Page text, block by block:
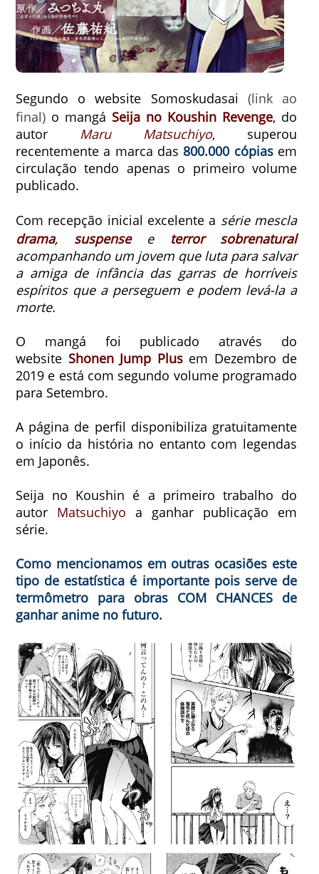
Segundo o website Somoskudasai (link ao
final) o mangá Seija no Koushin Revenge, do
autor Maru Matsuchiyo, superou
recentemente a marca das 800.000 cópiasem
circulação tendo apenas o primeiro volume
publicado.
Com recepção inicial excelente a série mescla
drama, suspensee
terror sobrenatural
acompanhando um jovem que luta para salvar
a amiga de infância das garras de horríveis
espíritos que a perseguem e podem levá-la a
morte.
O mangá foi publicado através do
website Shonen Jump Plusem Dezembro de
2019 e está com segundo volume programado
para Setembro.
A página de perfil disponibiliza gratuitamente
o início da história no entanto com legendas
em Japonês.
Seija no Koushin é a primeiro trabalho do
autor Matsuchiyo a ganhar publicação em
série.
Como mencionamos em outras ocasiões este
tipo de estatística é importante pois serve de
termômetro para obras COM CHANCES de
ganhar anime no futuro.